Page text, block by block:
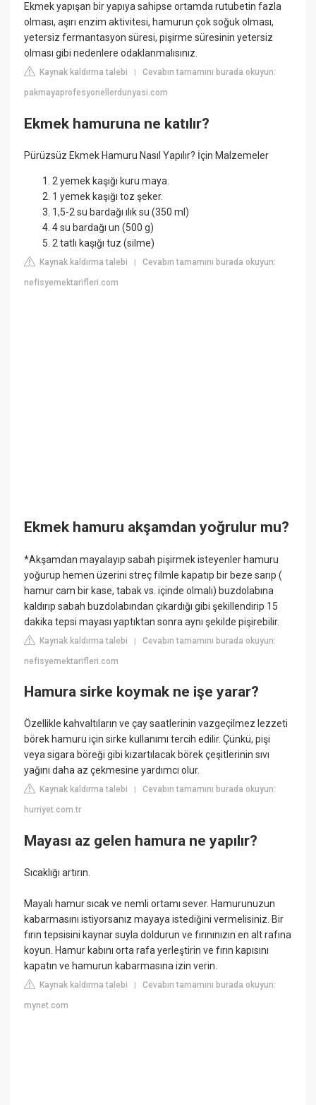
Ekmek yapışan bir yapıya sahipse ortamda rutubetin fazla
olması, aşırı enzim aktivitesi, hamurun çok soğuk olması,
yetersiz fermantasyon süresi, pişirme süresinin yetersiz
olması gibi nedenlere odaklanmalısınız.
Kaynak kaldırma talebi |Cevabın tamamını burada okuyun:
pakmayaprofesyonellerdunyasi.com
Ekmek hamuruna ne katılır?
Pürüzsüz Ekmek Hamuru Nasıl Yapılır? İçin Malzemeler
2 yemek kaşığı kuru maya.
1 yemek kaşığı toz şeker.
1,5-2 su bardağı ılık su (350 ml)
4 su bardağı un (500 g)
2 tatlı kaşığı tuz (silme)
Kaynak kaldırma talebi |Cevabın tamamını burada okuyun:
nefisyemektarifleri.com
Ekmek hamuru akşamdan yoğrulur mu?
*Akşamdan mayalayıp sabah pişirmek isteyenler hamuru
yoğurup hemen üzerini streç filmle kapatıp bir beze sarıp (
hamur cam bir kase, tabak vs. içinde olmalı) buzdolabına
kaldırıp sabah buzdolabından çıkardığı gibi şekillendirip 15
dakika tepsi mayası yaptıktan sonra aynı şekilde pişirebilir.
Kaynak kaldırma talebi |Cevabın tamamını burada okuyun:
nefisyemektarifleri.com
Hamura sirke koymak ne işe yarar?
Özellikle kahvaltıların ve çay saatlerinin vazgeçilmez lezzeti
börek hamuru için sirke kullanımı tercih edilir. Çünkü, pişi
veya sigara böreği gibi kızartılacak börek çeşitlerinin sıvı
yağını daha az çekmesine yardımcı olur.
Kaynak kaldırma talebi |Cevabın tamamını burada okuyun:
hurriyet.com.tr
Mayası az gelen hamura ne yapılır?
Sıcaklığı artırın.
Mayalı hamur sıcak ve nemli ortamı sever. Hamurunuzun
kabarmasını istiyorsanız mayaya istediğini vermelisiniz. Bir
fırın tepsisini kaynar suyla doldurun ve fırınınızın en alt rafına
koyun. Hamur kabını orta rafa yerleştirin ve fırın kapısını
kapatın ve hamurun kabarmasına izin verin.
Kaynak kaldırma talebi |Cevabın tamamını burada okuyun:
mynet.com